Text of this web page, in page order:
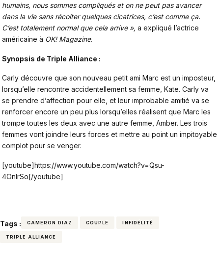
humains, nous sommes compliqués et on ne peut pas avancer
dans la vie sans récolter quelques cicatrices, c’est comme ça.
C’est totalement normal que cela arrive », a expliqué l’actrice
américaine à OK! Magazine.
Synopsis de Triple Alliance :
Carly découvre que son nouveau petit ami Marc est un imposteur,
lorsqu’elle rencontre accidentellement sa femme, Kate. Carly va
se prendre d’affection pour elle, et leur improbable amitié va se
renforcer encore un peu plus lorsqu’elles réalisent que Marc les
trompe toutes les deux avec une autre femme, Amber. Les trois
femmes vont joindre leurs forces et mettre au point un impitoyable
complot pour se venger.
[youtube]https://www.youtube.com/watch?v=Qsu-
4OnlrSo[/youtube]
Tags : CAMERON DIAZ COUPLE INFIDÉLITÉ
TRIPLE ALLIANCE